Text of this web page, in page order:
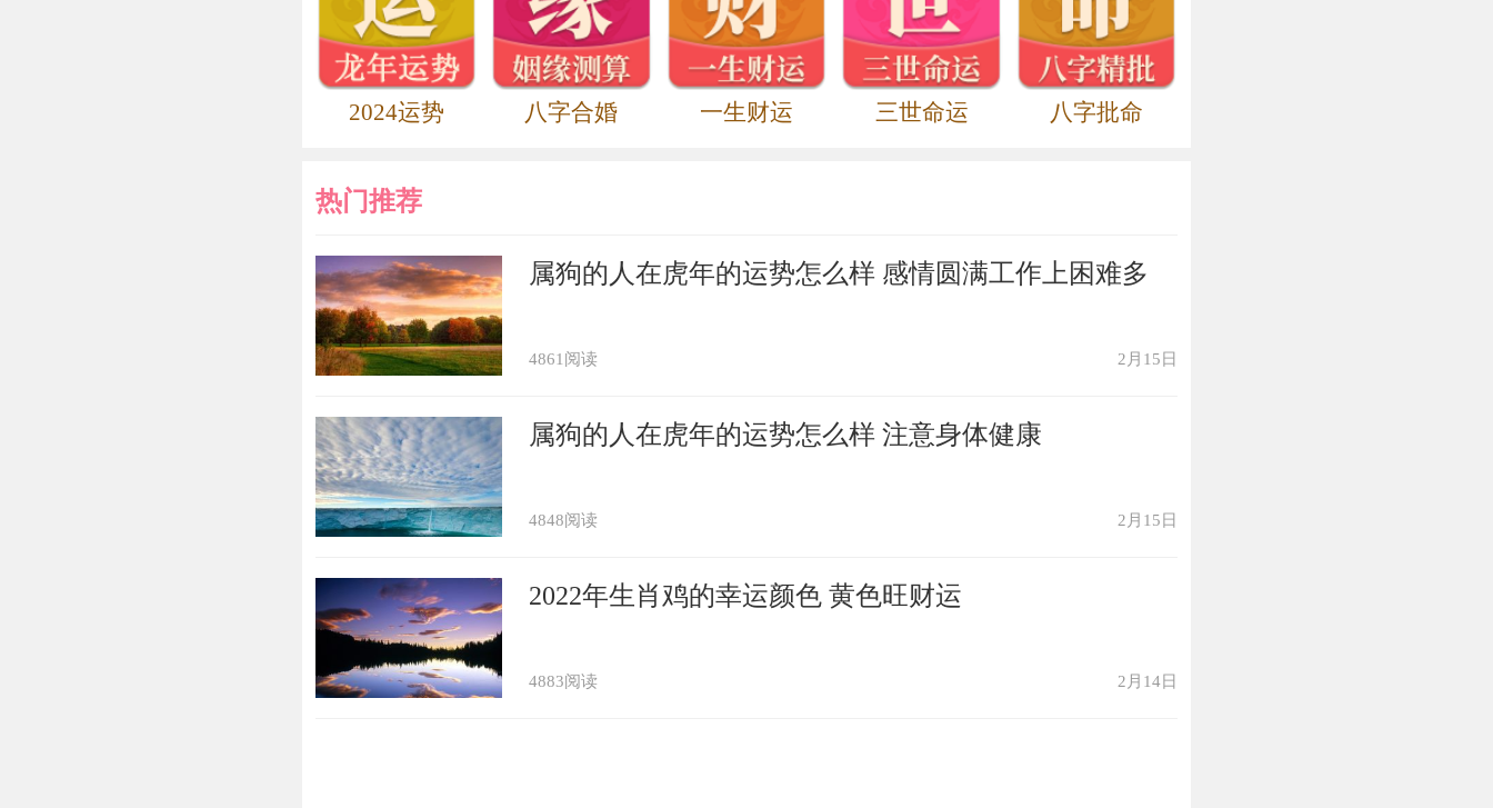
【籍姓宗祠通用对联】
〖籍姓宗祠四言通用联〗
使周数典；
荐相辅朝。
上联典指春秋时晋国大夫籍谈，字叔，晋昭公曾派他出使东周，周景王在
么呢？”他答道：“晋国从未受过周王室的恩赐，所以无器物可献。”周景
王指出：从晋立国的唐叔虞算起，就不断地接受周王室的赏赐。客人走
后，周景王对身边的人说：籍谈身为晋国司典的人，“数典而望其祖”（谈
论祖上的典章制度及经历，却忘掉了祖先的职守）。下联典指西汉人籍
封为魏其侯的窦婴。
-----------------------------------------------------------------
〖籍姓宗祠七言通用联〗
敦恭俭而为司马；
师奋职以莅上军。
——佚名撰籍姓宗祠通用联
全联典指籍偃，公孙伯厣第8世孙，晋国著名大夫，为舆司马。百官既
具，大修国政。
2024运势 八字合婚 一生财运 三世命运 八字批命
热门推荐
属狗的人在虎年的运势怎么样 感情圆满工作上困难多
4861阅读 2月15日
属狗的人在虎年的运势怎么样 注意身体健康
4848阅读 2月15日
2022年生肖鸡的幸运颜色 黄色旺财运
4883阅读 2月14日